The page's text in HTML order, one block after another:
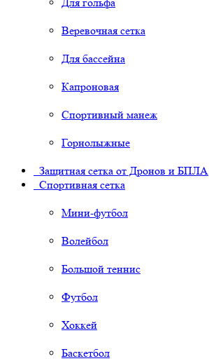
Для гольфа
Веревочная сетка
Для бассейна
Капроновая
Спортивный манеж
Горнолыжные
Защитная сетка от Дронов и БПЛА
Спортивная сетка
Мини-футбол
Волейбол
Большой теннис
Футбол
Хоккей
Баскетбол